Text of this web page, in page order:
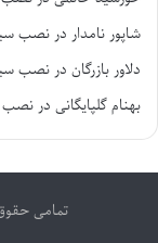
شاپور نامدار درنصب
دلاور بازرگان درنصب
بهنام گلپایگانی درنصب
تمامی